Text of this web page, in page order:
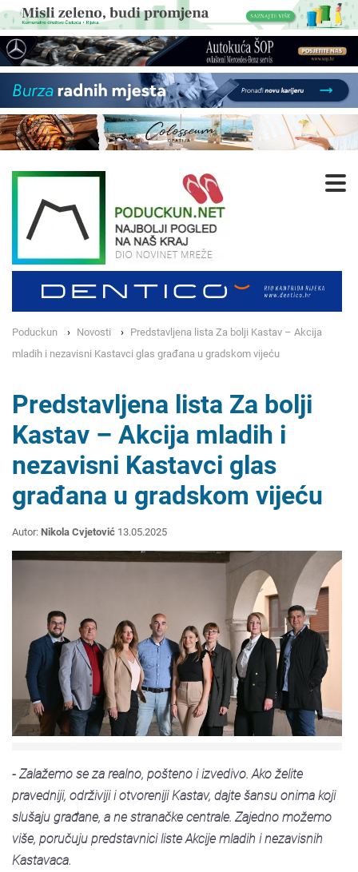
Poduckun Novosti
Predstavljena lista Za bolji Kastav – Akcija
mladih i nezavisni Kastavci glas građana u gradskom vijeću
Predstavljena lista Za bolji
Kastav – Akcija mladih i
nezavisni Kastavci glas
građana u gradskom vijeću
Autor: Nikola Cvjetović 13.05.2025
- Zalažemo se za realno, pošteno i izvedivo. Ako želite
pravedniji, održiviji i otvoreniji Kastav, dajte šansu onima koji
slušaju građane, a ne stranačke centrale. Zajedno možemo
više, poručuju predstavnici liste Akcije mladih i nezavisnih
Kastavaca.